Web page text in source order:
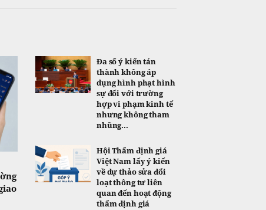
Đa số ý kiến tán
thành không áp
dụng hình phạt hình
sự đối với trường
hợp vi phạm kinh tế
nhưng không tham
nhũng...
Hội Thẩm định giá
Việt Nam lấy ý kiến
về dự thảo sửa đổi
loạt thông tư liên
quan đến hoạt động
thẩm định giá